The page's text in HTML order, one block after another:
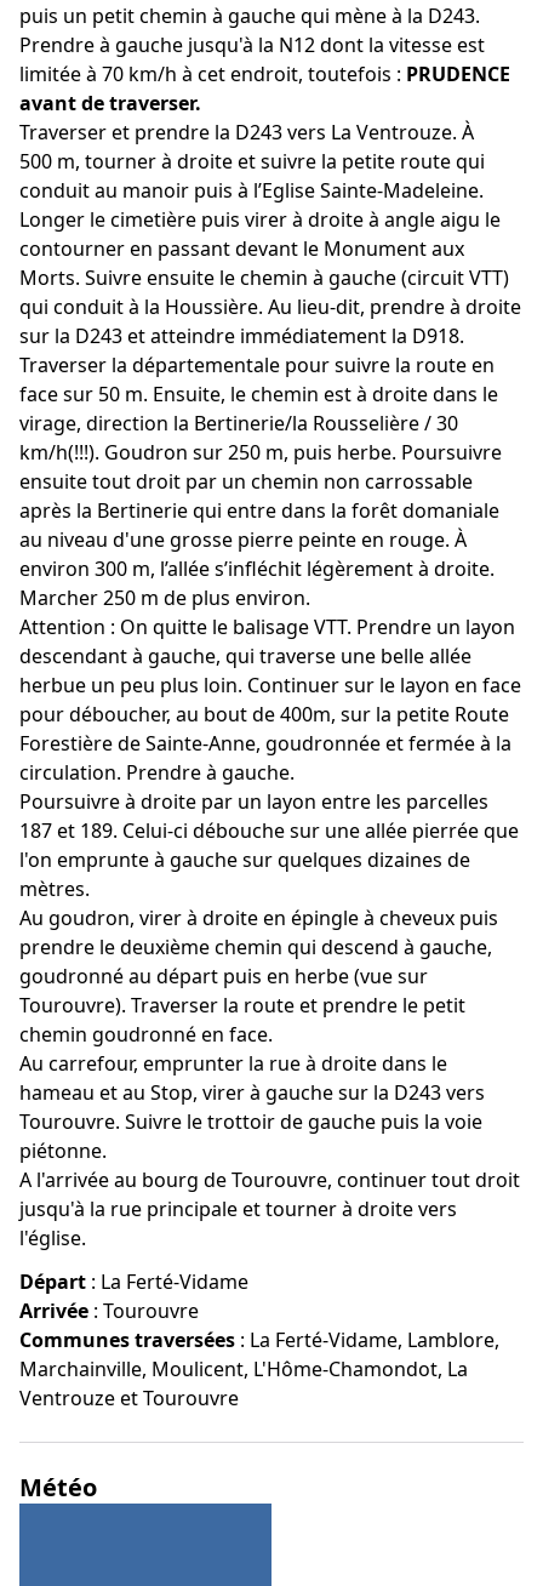
puis un petit chemin à gauche qui mène à la D243.
Prendre à gauche jusqu'à la N12 dont la vitesse est
limitée à 70 km/h à cet endroit, toutefois : PRUDENCE
avant de traverser.
Traverser et prendre la D243 vers La Ventrouze. À
500 m, tourner à droite et suivre la petite route qui
conduit au manoir puis à l’Eglise Sainte-Madeleine.
Longer le cimetière puis virer à droite à angle aigu le
contourner en passant devant le Monument aux
Morts. Suivre ensuite le chemin à gauche (circuit VTT)
qui conduit à la Houssière. Au lieu-dit, prendre à droite
sur la D243 et atteindre immédiatement la D918.
Traverser la départementale pour suivre la route en
face sur 50 m. Ensuite, le chemin est à droite dans le
virage, direction la Bertinerie/la Rousselière / 30
km/h(!!!). Goudron sur 250 m, puis herbe. Poursuivre
ensuite tout droit par un chemin non carrossable
après la Bertinerie qui entre dans la forêt domaniale
au niveau d'une grosse pierre peinte en rouge. À
environ 300 m, l’allée s’infléchit légèrement à droite.
Marcher 250 m de plus environ.
Attention : On quitte le balisage VTT. Prendre un layon
descendant à gauche, qui traverse une belle allée
herbue un peu plus loin. Continuer sur le layon en face
pour déboucher, au bout de 400m, sur la petite Route
Forestière de Sainte-Anne, goudronnée et fermée à la
circulation. Prendre à gauche.
Poursuivre à droite par un layon entre les parcelles
187 et 189. Celui-ci débouche sur une allée pierrée que
l'on emprunte à gauche sur quelques dizaines de
mètres.
Au goudron, virer à droite en épingle à cheveux puis
prendre le deuxième chemin qui descend à gauche,
goudronné au départ puis en herbe (vue sur
Tourouvre). Traverser la route et prendre le petit
chemin goudronné en face.
Au carrefour, emprunter la rue à droite dans le
hameau et au Stop, virer à gauche sur la D243 vers
Tourouvre. Suivre le trottoir de gauche puis la voie
piétonne.
A l'arrivée au bourg de Tourouvre, continuer tout droit
jusqu'à la rue principale et tourner à droite vers
l'église.
Départ : La Ferté-Vidame
Arrivée : Tourouvre
Communes traversées : La Ferté-Vidame, Lamblore,
Marchainville, Moulicent, L'Hôme-Chamondot, La
Ventrouze et Tourouvre
Météo